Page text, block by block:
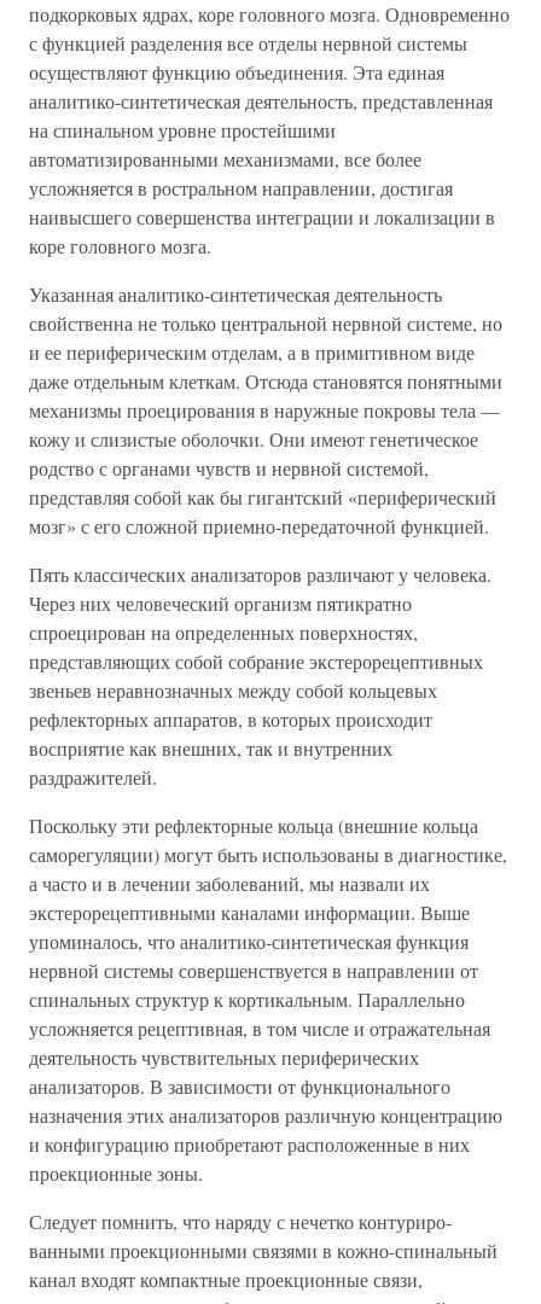
подкорковых ядрах, коре головного мозга. Одновременно
с функцией разделения все отделы нервной системы
осуществляют функцию объединения. Эта единая
аналитико-синтетическая деятельность, представленная
на спинальном уровне простейшими
автоматизированными механизмами, все более
усложняется в ростральном направлении, достигая
наивысшего совершенства интеграции и локализации в
коре головного мозга.
Указанная аналитико-синтетическая деятельность
свойственна не только центральной нервной системе, но
и ее периферическим отделам, а в примитивном виде
даже отдельным клеткам. Отсюда становятся понятными
механизмы проецирования в наружные покровы тела —
кожу и слизистые оболочки. Они имеют генетическое
родство с органами чувств и нервной системой,
представляя собой как бы гигантский «периферический
мозг» с его сложной приемно-передаточной функцией.
Пять классических анализаторов различают у человека.
Через них человеческий организм пятикратно
спроецирован на определенных поверхностях,
представляющих собой собрание экстерорецептивных
звеньев неравнозначных между собой кольцевых
рефлекторных аппаратов, в которых происходит
восприятие как внешних, так и внутренних
раздражителей.
Поскольку эти рефлекторные кольца (внешние кольца
саморегуляции) могут быть использованы в диагностике,
а часто и в лечении заболеваний, мы назвали их
экстерорецептивными каналами информации. Выше
упоминалось, что аналитико-синтетическая функция
нервной системы совершенствуется в направлении от
спинальных структур к кортикальным. Параллельно
усложняется рецептивная, в том числе и отражательная
деятельность чувствительных периферических
анализаторов. В зависимости от функционального
назначения этих анализаторов различную концентрацию
и конфигурацию приобретают расположенные в них
проекционные зоны.
Следует помнить, что наряду с нечетко контуриро-
ванными проекционными связями в кожно-спинальный
канал входят компактные проекционные связи,